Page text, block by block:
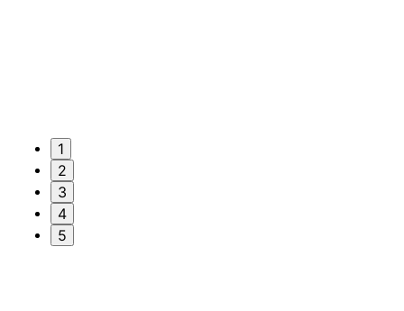
1
2
3
4
5